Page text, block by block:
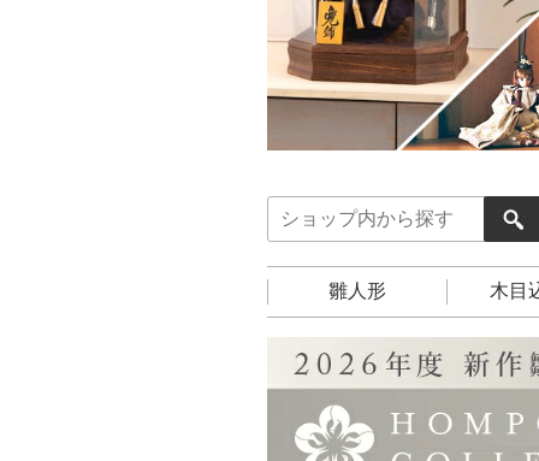
雛人形 木目